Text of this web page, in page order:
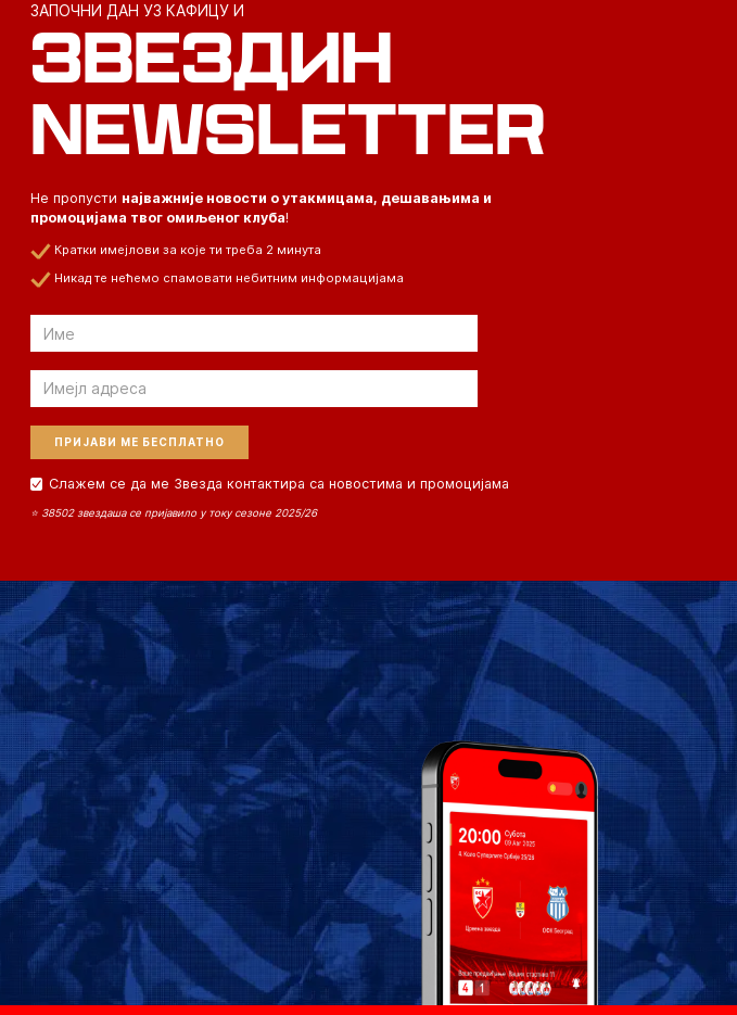
ЗАПОЧНИ ДАН УЗ КАФИЦУ И
ЗВЕЗДИН
NEWSLETTER
Не пропусти најважније новости о утакмицама, дешавањима и
промоцијама твог омиљеног клуба!
Кратки имејлови за које ти треба 2 минута
Никад те нећемо спамовати небитним информацијама
Email
Email
Слажем се да ме Звезда контактира са новостима и промоцијама
⭐ 38502 звездаша се пријавило у току сезоне 2025/26